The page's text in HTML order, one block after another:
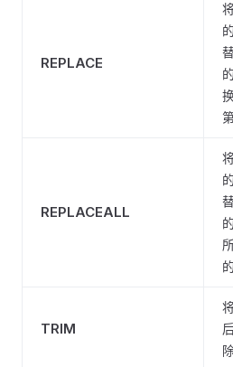
REPLACE
REPLACEALL
的
TRIM